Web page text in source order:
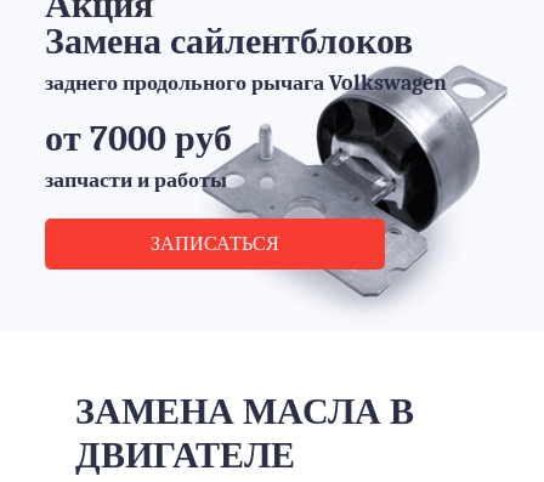
Замена сайлентблоков
заднего продольного рычага Volkswagen
от 7000 руб
запчасти и работы
ЗАПИСАТЬСЯ
ЗАМЕНА МАСЛА В
ДВИГАТЕЛЕ